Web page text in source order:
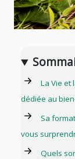
La Vie et
dédiée au
Sa
vous
Quels